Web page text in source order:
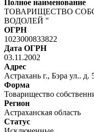
Полное наименование
ТОВАРИЩЕСТВО
ВОДОЛЕЙ "
ОГРН
1023000833822
Дата ОГРН
03.11.2002
Адрес
Астрахань г., Бэра ул.. д.
Форма
Товарищество
Регион
Астраханская область
Статус